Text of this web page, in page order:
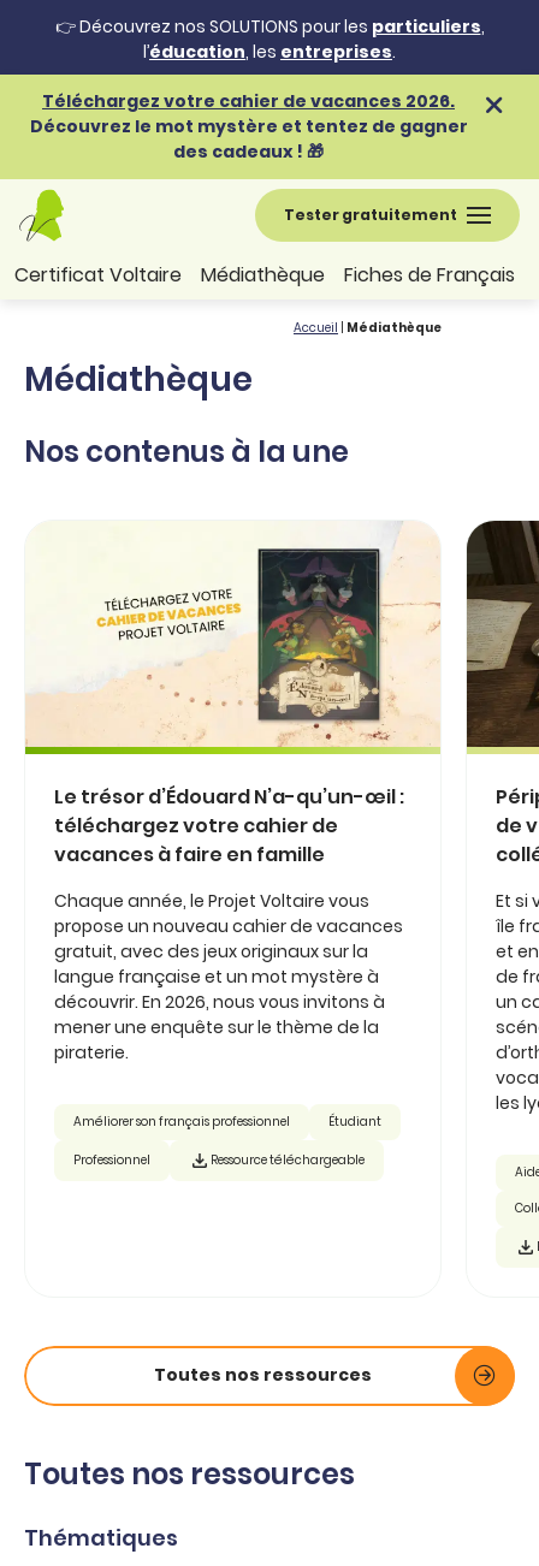
👉 Découvrez nos SOLUTIONS pour les particuliers,
l’éducation, les entreprises.
Téléchargez votre cahier de vacances 2026.
Découvrez le mot mystère et tentez de gagner
des cadeaux ! 🎁
Tester gratuitement
Certificat Voltaire Médiathèque Fiches de Français
Accueil Médiathèque
Médiathèque
Nos contenus à la une
Le trésor d’Édouard N’a-qu’un-œil :
téléchargez votre cahier de
vacances à faire en famille
Chaque année, le Projet Voltaire vous
propose un nouveau cahier de vacances
gratuit, avec des jeux originaux sur la
langue française et un mot mystère à
découvrir. En 2026, nous vous invitons à
mener une enquête sur le thème de la
piraterie.
Améliorer son français professionnel Étudiant
Professionnel Ressource téléchargeable
de
Et si
île
et
de
un
les
Toutes nos ressources
Toutes nos ressources
Thématiques